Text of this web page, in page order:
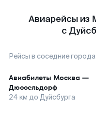
Авиарейсы из
с
Рейсы в соседние города
Авиабилеты Москва —
Дюссельдорф
24 км до Дуйсбурга